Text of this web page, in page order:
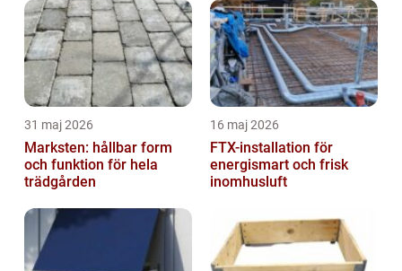
31 maj 2026
Marksten: hållbar form
och funktion för hela
trädgården
16 maj 2026
FTX-installation för
energismart och frisk
inomhusluft